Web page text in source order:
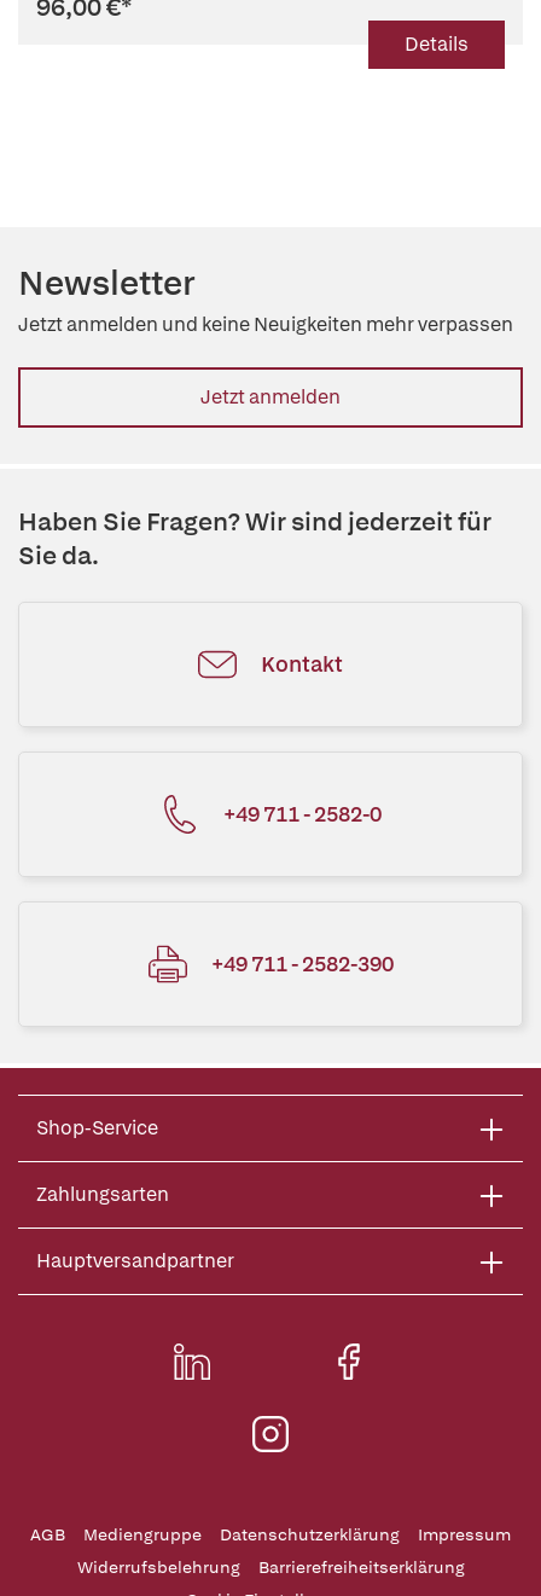
96,00 €*
Details
Newsletter
Jetzt anmelden und keine Neuigkeiten mehr verpassen
Jetzt anmelden
Haben Sie Fragen? Wir sind jederzeit für
Sie da.
Kontakt
+49 711 - 2582-0
+49 711 - 2582-390
Shop-Service
Zahlungsarten
Hauptversandpartner
AGB Mediengruppe Datenschutzerklärung
Impressum
Widerrufsbelehrung
Barrierefreiheitserklärung